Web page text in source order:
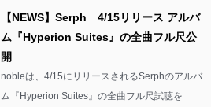
【NEWS】Serph 4/15リリース アルバ
ム『Hyperion Suites』の全曲フル尺公
開
nobleは、4/15にリリースされるSerphのアルバ
ム『Hyperion Suites』の全曲フル尺試聴を